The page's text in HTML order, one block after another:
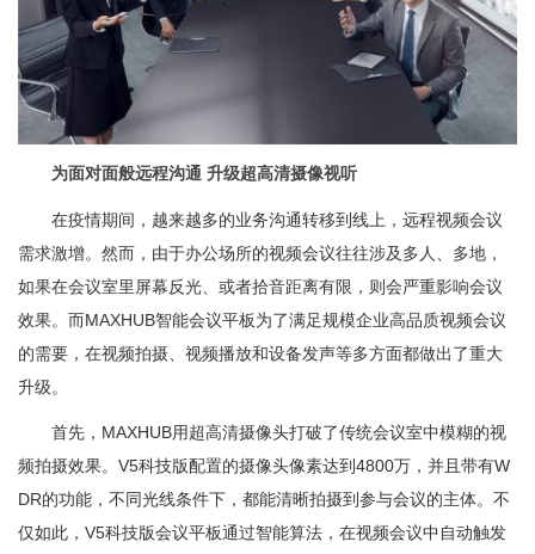
为面对面般远程沟通 升级超高清摄像视听
在疫情期间，越来越多的业务沟通转移到线上，远程视频会议
需求激增。然而，由于办公场所的视频会议往往涉及多人、多地，
如果在会议室里屏幕反光、或者拾音距离有限，则会严重影响会议
效果。而MAXHUB智能会议平板为了满足规模企业高品质视频会议
的需要，在视频拍摄、视频播放和设备发声等多方面都做出了重大
升级。
首先，MAXHUB用超高清摄像头打破了传统会议室中模糊的视
频拍摄效果。V5科技版配置的摄像头像素达到4800万，并且带有W
DR的功能，不同光线条件下，都能清晰拍摄到参与会议的主体。不
仅如此，V5科技版会议平板通过智能算法，在视频会议中自动触发